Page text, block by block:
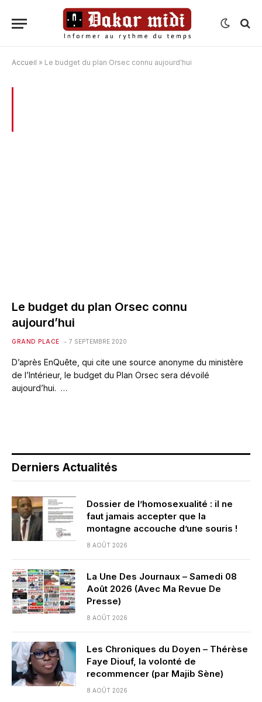
Accueil » Le budget du plan Orsec connu aujourd'hui
Le budget du plan Orsec connu
aujourd’hui
GRAND PLACE 7 SEPTEMBRE 2020
D’après EnQuête, qui cite une source anonyme du ministère
de l’Intérieur, le budget du Plan Orsec sera dévoilé
aujourd’hui. …
Derniers Actualités
Dossier de l’homosexualité : il ne
faut jamais accepter que la
montagne accouche d’une souris !
8 AOÛT 2026
La Une Des Journaux – Samedi 08
Août 2026 (Avec Ma Revue De
Presse)
8 AOÛT 2026
Les Chroniques du Doyen – Thérèse
Faye Diouf, la volonté de
recommencer (par Majib Sène)
8 AOÛT 2026